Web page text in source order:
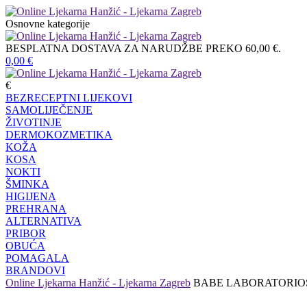
Osnovne kategorije
BESPLATNA DOSTAVA ZA NARUDŽBE PREKO 60,00 €.
0,00 €
€
BEZRECEPTNI LIJEKOVI
SAMOLIJEČENJE
ŽIVOTINJE
DERMOKOZMETIKA
KOŽA
KOSA
NOKTI
ŠMINKA
HIGIJENA
PREHRANA
ALTERNATIVA
PRIBOR
OBUĆA
POMAGALA
BRANDOVI
Online Ljekarna Hanžić - Ljekarna Zagreb BABE